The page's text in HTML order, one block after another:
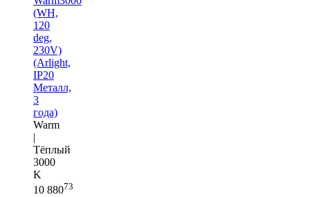
(WH,
120
deg,
230V)
(Arlight,
IP20
Металл,
3
года)
Warm
|
Тёплый
3000
K
10 88073